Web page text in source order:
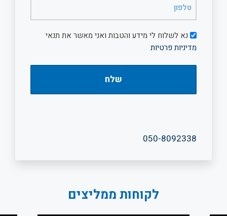
דיוורנא לשלוח לי מידע והטבות ואני מאשר את תנאי
מדיניות פרטיות
050-8092338
לקוחות ממליצים